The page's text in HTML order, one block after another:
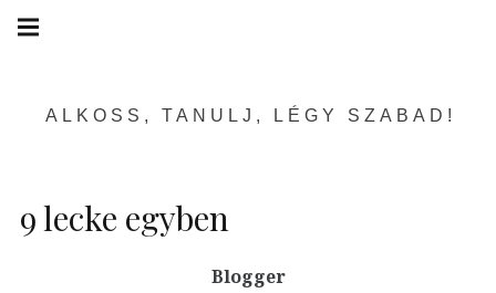
Skip
ALKOSS, TANULJ, LÉGY SZABAD!
navigation
9 lecke egyben
Blogger